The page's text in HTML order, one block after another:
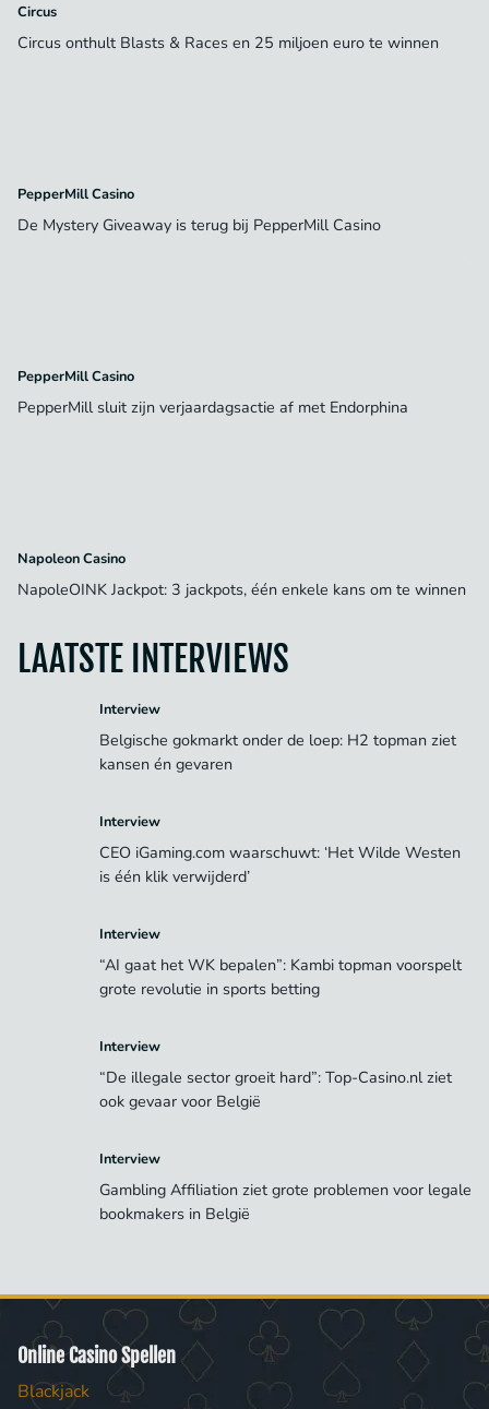
Circus
Circus onthult Blasts & Races en 25 miljoen euro te winnen
PepperMill Casino
De Mystery Giveaway is terug bij PepperMill Casino
PepperMill Casino
PepperMill sluit zijn verjaardagsactie af met Endorphina
Napoleon Casino
NapoleOINK Jackpot: 3 jackpots, één enkele kans om te winnen
LAATSTE INTERVIEWS
Interview
Belgische gokmarkt onder de loep: H2 topman ziet
kansen én gevaren
Interview
CEO iGaming.com waarschuwt: ‘Het Wilde Westen
is één klik verwijderd’
Interview
“AI gaat het WK bepalen”: Kambi topman voorspelt
grote revolutie in sports betting
Interview
“De illegale sector groeit hard”: Top-Casino.nl ziet
ook gevaar voor België
Interview
Gambling Affiliation ziet grote problemen voor legale
bookmakers in België
Online Casino Spellen
Blackjack